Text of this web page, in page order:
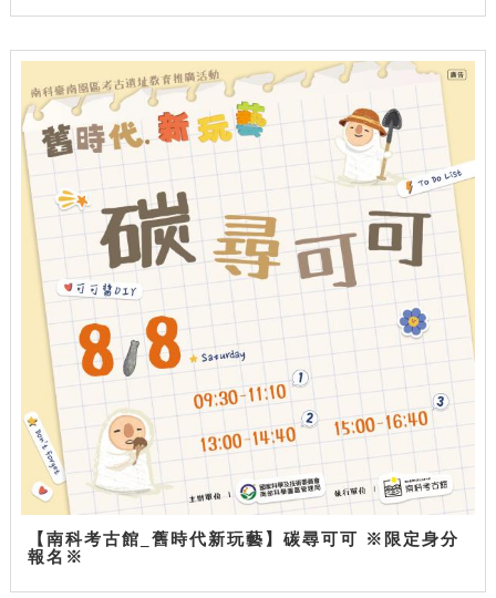
【南科考古館_舊時代新玩藝】碳尋可可 ※限定身分
報名※